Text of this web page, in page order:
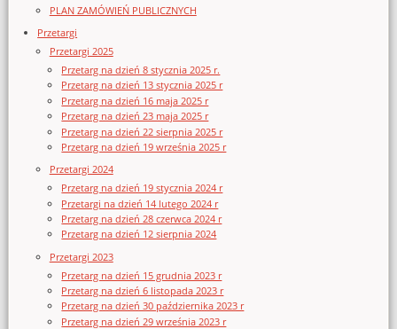
PLAN ZAMÓWIEŃ PUBLICZNYCH
Przetargi
Przetargi 2025
Przetarg na dzień 8 stycznia 2025 r.
Przetarg na dzień 13 stycznia 2025 r
Przetarg na dzień 16 maja 2025 r
Przetarg na dzień 23 maja 2025 r
Przetarg na dzień 22 sierpnia 2025 r
Przetarg na dzień 19 września 2025 r
Przetargi 2024
Przetarg na dzień 19 stycznia 2024 r
Przetargi na dzień 14 lutego 2024 r
Przetarg na dzień 28 czerwca 2024 r
Przetarg na dzień 12 sierpnia 2024
Przetargi 2023
Przetarg na dzień 15 grudnia 2023 r
Przetarg na dzień 6 listopada 2023 r
Przetarg na dzień 30 października 2023 r
Przetarg na dzień 29 września 2023 r